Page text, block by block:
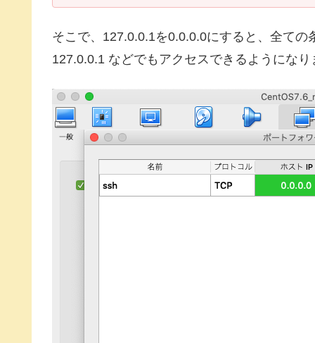
そこで、127.0.0.1を0.0.0.0にすると、全て
127.0.0.1 などでもアクセスできるようになり